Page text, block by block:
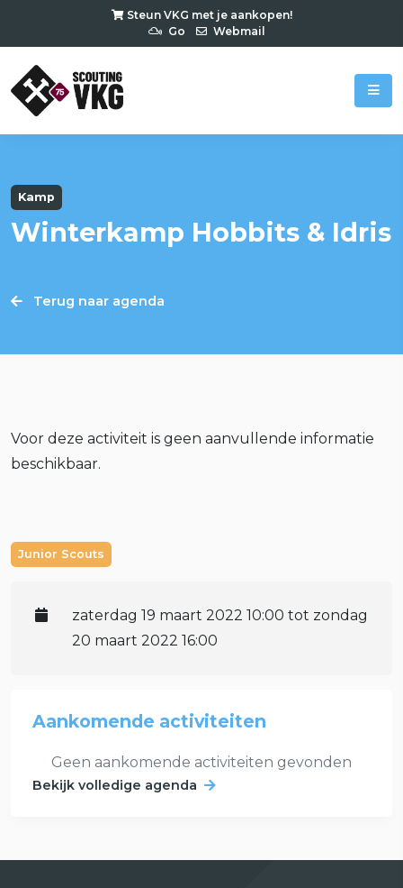
Steun VKG met je aankopen!
Go
Webmail
Kamp
Winterkamp Hobbits & Idris
Terug naar agenda
Voor deze activiteit is geen aanvullende informatie
beschikbaar.
Junior Scouts
zaterdag 19 maart 2022 10:00 tot zondag
20 maart 2022 16:00
Aankomende activiteiten
Geen aankomende activiteiten gevonden
Bekijk volledige agenda